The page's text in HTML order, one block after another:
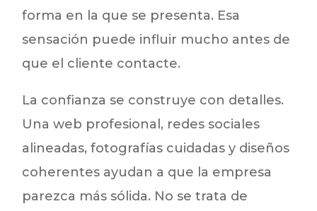
forma en la que se presenta. Esa
sensación puede influir mucho antes de
que el cliente contacte.
La confianza se construye con detalles.
Una web profesional, redes sociales
alineadas, fotografías cuidadas y diseños
coherentes ayudan a que la empresa
parezca más sólida. No se trata de